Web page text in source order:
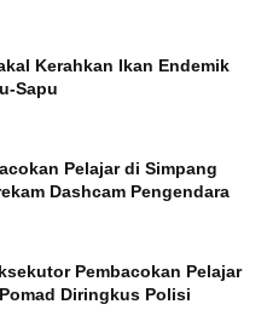
Kerahkan Ikan Endemik
Sapu
Pelajar di Simpang
Dashcam Pengendara
Pembacokan Pelajar
Diringkus Polisi